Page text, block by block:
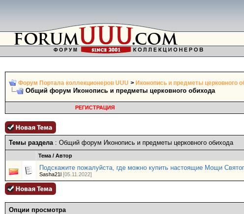
Форум Портала коллекционеров UUU > Иконопись и предметы церковного
Общий форум Иконопись и предметы церковного обихода
РЕГИСТРАЦИЯ
Темы раздела: Общий форум Иконопись и предметы церковного обихода
Тема / Автор
Подскажите пожалуйста, где можно купить настоящие Мощи
Sasha21l [05.11.2022]
Опции просмотра